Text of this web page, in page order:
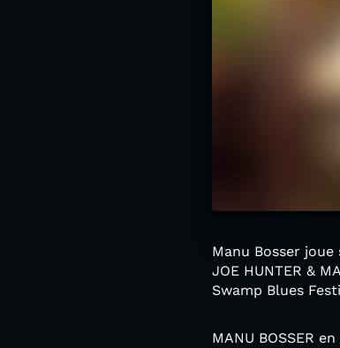
Manu Bosser
JOE HUNTER &
Swamp Blues
MANU BOSSER